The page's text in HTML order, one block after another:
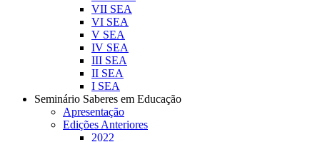
VII SEA
VI SEA
V SEA
IV SEA
III SEA
II SEA
I SEA
Seminário Saberes em Educação
Apresentação
Edições Anteriores
2022